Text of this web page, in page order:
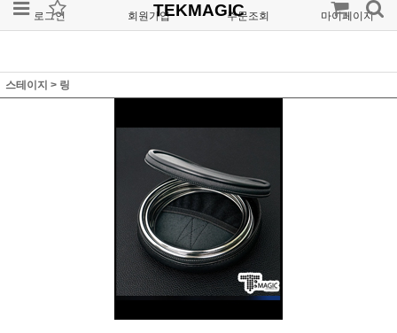
로그인 회원가입 주문조회 마이페이지
TEKMAGIC
스테이지 > 링